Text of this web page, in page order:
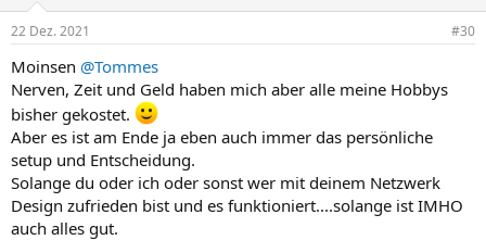
22 Dez. 2021 #30
Moinsen @Tommes
Nerven, Zeit und Geld haben mich aber alle meine Hobbys
bisher gekostet.
Aber es ist am Ende ja eben auch immer das persönliche
setup und Entscheidung.
Solange du oder ich oder sonst wer mit deinem Netzwerk
Design zufrieden bist und es funktioniert....solange ist IMHO
auch alles gut.